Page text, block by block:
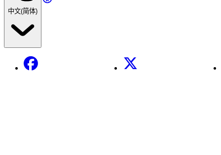
中文(简体)
Facebook X